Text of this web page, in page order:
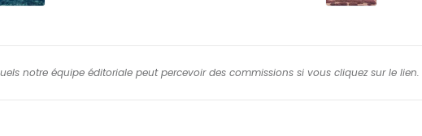
notre équipe éditoriale peut percevoir des commissions si vous cliquez sur le